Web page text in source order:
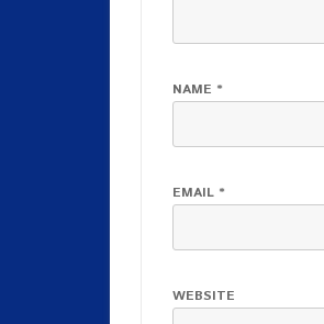
NAME *
EMAIL *
WEBSITE